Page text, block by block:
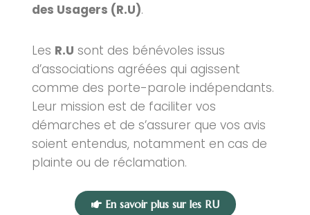
des Usagers (R.U).
Les R.U sont des bénévoles issus
d’associations agréées qui agissent
comme des porte-parole indépendants.
Leur mission est de faciliter vos
démarches et de s’assurer que vos avis
soient entendus, notamment en cas de
plainte ou de réclamation.
En savoir plus sur les RU